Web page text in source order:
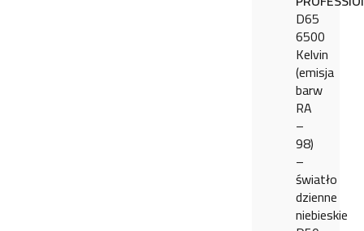
D65
6500
Kelvin
(emisja
barw
RA
–
98)
–
światło
dzienne
niebieskie